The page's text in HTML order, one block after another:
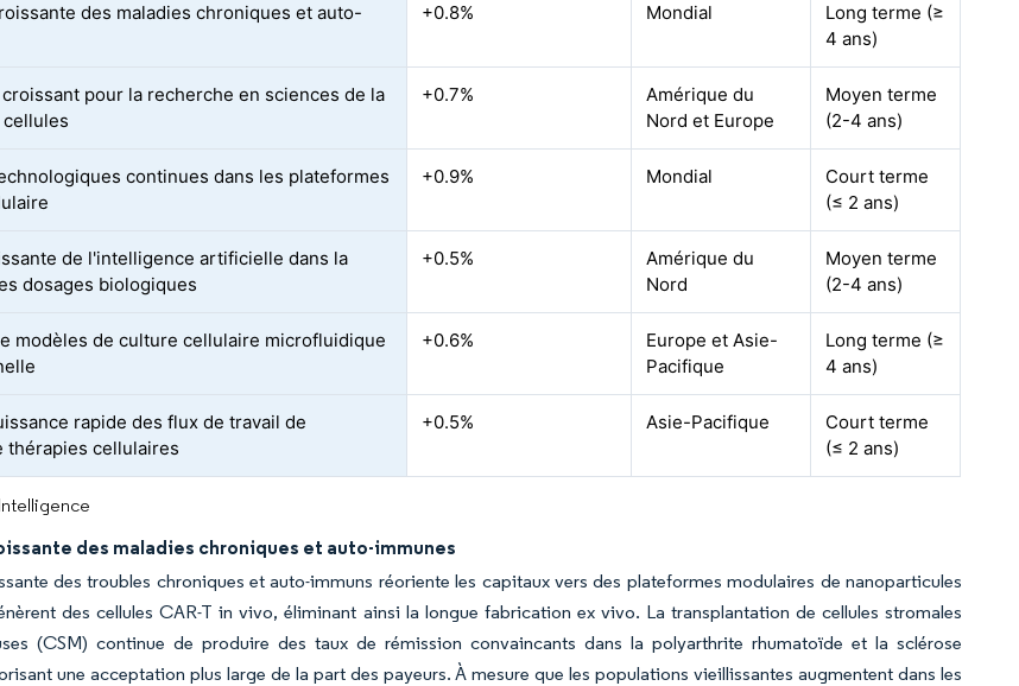
des maladies chroniques et auto-
+0.8% Mondial
Long terme (≥
4 ans)
pour la recherche en sciences de la
cellules
+0.7%
Amérique du
Nord et Europe
Moyen terme
(2-4 ans)
continues dans les plateformes
+0.9% Mondial
Court terme
(≤ 2 ans)
de l'intelligence artificielle dans la
dosages biologiques
+0.5%
Amérique du
Nord
Moyen terme
(2-4 ans)
modèles de culture cellulaire microfluidique
+0.6%
Europe et Asie-
Pacifique
Long terme (≥
4 ans)
rapide des flux de travail de
thérapies cellulaires
+0.5% Asie-Pacifique
Court terme
(≤ 2 ans)
des maladies chroniques et auto-immunes
des troubles chroniques et auto-immuns réoriente les capitaux vers des plateformes modulaires de nanoparticules
des cellules CAR-T in vivo, éliminant ainsi la longue fabrication ex vivo. La transplantation de cellules stromales
(CSM) continue de produire des taux de rémission convaincants dans la polyarthrite rhumatoïde et la sclérose
une acceptation plus large de la part des payeurs. À mesure que les populations vieillissantes augmentent dans les